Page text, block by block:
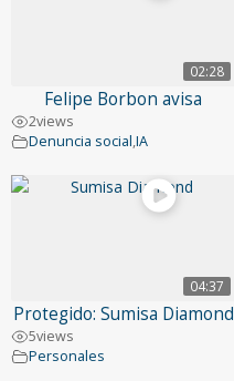
02:28
Felipe Borbon avisa
2views
Denuncia social,IA
04:37
Protegido: Sumisa Diamond
5views
Personales